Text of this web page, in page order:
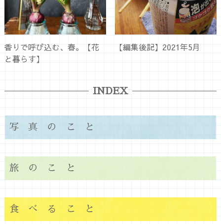
香りで呼び込む、春。【花
と暮らす】
【編集後記】2021年5月
INDEX
写真のこと
旅のこと
食べること